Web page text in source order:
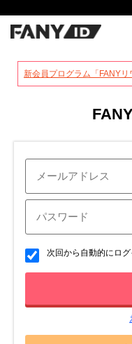
新会員プログラム「FANY
次回から自動的にログ